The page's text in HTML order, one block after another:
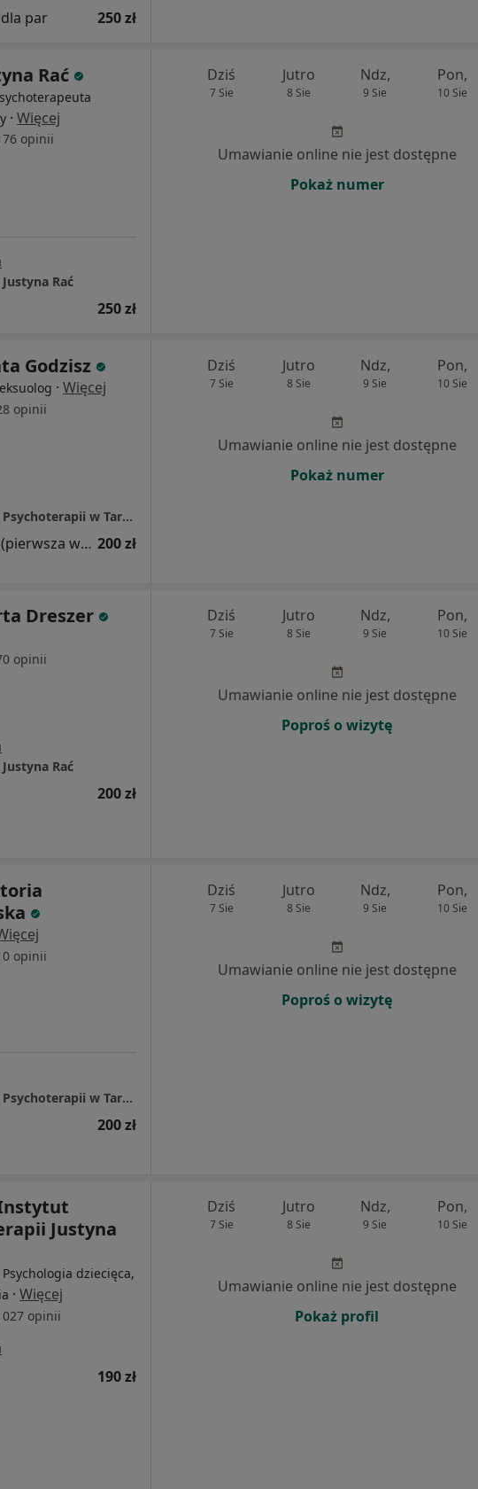
par 250 zł
Rać
· Więcej
opinii
Rać
250 zł
Dziś
7 Sie
Jutro
8 Sie
Ndz,
9 Sie
Pon,
10 Sie
Umawianie online nie jest dostępne
Pokaż numer
Godzisz
· Więcej
opinii
AP-MED Centrum Psychologii i Psychoterapii w Tarnowie, Rzeszowie i Dębicy
Konsultacja seksuologiczna (pierwsza wizyta) 200 zł
Dziś
7 Sie
Jutro
8 Sie
Ndz,
9 Sie
Pon,
10 Sie
Umawianie online nie jest dostępne
Pokaż numer
Dreszer
opinii
Rać
200 zł
Dziś
7 Sie
Jutro
8 Sie
Ndz,
9 Sie
Pon,
10 Sie
Umawianie online nie jest dostępne
Poproś o wizytę
opinii
AP-MED Centrum Psychologii i Psychoterapii w Tarnowie, Rzeszowie, Dębicy, Mielcu oraz Nowym Sączu
200 zł
Dziś
7 Sie
Jutro
8 Sie
Ndz,
9 Sie
Pon,
10 Sie
Umawianie online nie jest dostępne
Poproś o wizytę
Justyna
dziecięca,
· Więcej
opinii
190 zł
Dziś
7 Sie
Jutro
8 Sie
Ndz,
9 Sie
Pon,
10 Sie
Umawianie online nie jest dostępne
Pokaż profil